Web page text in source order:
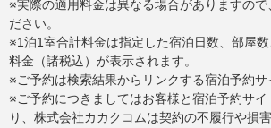
※実際の適用料金は異なる場合がありますので
ださい。
※1泊1室合計料金は指定した宿泊日数、部屋
料金（諸税込）が表示されます。
※ご予約は検索結果からリンクする宿泊予約サ
※ご予約につきましてはお客様と宿泊予約サ
り、株式会社カカクコムは契約の不履行や損